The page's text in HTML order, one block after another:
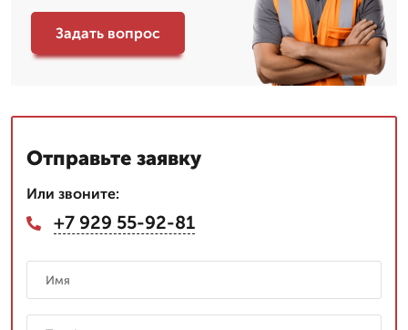
Задать вопрос
Отправьте заявку
Или звоните:
+7 929 55-92-81